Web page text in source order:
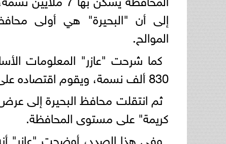
إلى أن "البحيرة" هي أولى
الموالح.
كما شرحت "عازر" المعلومات
830 ألف نسمة، ويقوم اقتصاده على الزراعة (القمح والقطن والفول والذرة والأرز، وغيرها).
ثم انتقلت محافظ البحيرة إلى
كريمة" على مستوى المحافظة.